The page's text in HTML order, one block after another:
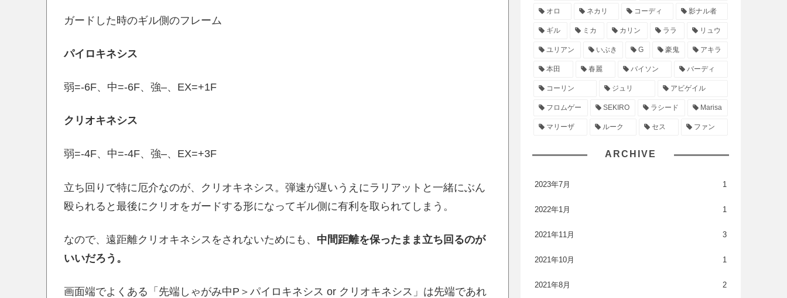
ガードした時のギル側のフレーム
パイロキネシス
弱=-6F、中=-6F、強–、EX=+1F
クリオキネシス
弱=-4F、中=-4F、強–、EX=+3F
立ち回りで特に厄介なのが、クリオキネシス。弾速が遅いうえにラリアットと一緒にぶん
殴られると最後にクリオをガードする形になってギル側に有利を取られてしまう。
なので、遠距離クリオキネシスをされないためにも、 中間距離を保ったまま立ち回るのが
いいだろう。
画面端でよくある「先端しゃがみ中P＞パイロキネシス or クリオキネシス」は先端であれ
オロ ネカリ コーディ 影ナル者
ギル ミカ カリン ララ リュウ
ユリアン いぶき G 豪鬼 アキラ
本田 春麗 バイソン バーディ
コーリン ジュリ アビゲイル
フロムゲー SEKIRO ラシード Marisa
マリーザ ルーク セス ファン
ARCHIVE
2023年7月 1
2022年1月 1
2021年11月 3
2021年10月 1
2021年8月 2